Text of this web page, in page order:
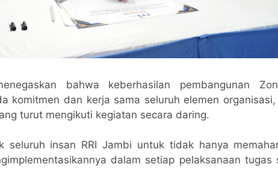
bahwa keberhasilan pembangunan
komitmen dan kerja sama seluruh elemen organisasi,
turut mengikuti kegiatan secara daring.
seluruh insan RRI Jambi untuk tidak hanya
dalam setiap pelaksanaan tugas